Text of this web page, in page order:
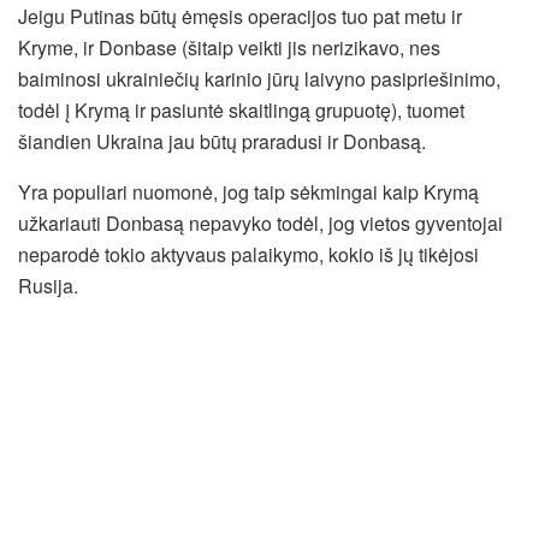
Jeigu Putinas būtų ėmęsis operacijos tuo pat metu ir
Kryme, ir Donbase (šitaip veikti jis nerizikavo, nes
baiminosi ukrainiečių karinio jūrų laivyno pasipriešinimo,
todėl į Krymą ir pasiuntė skaitlingą grupuotę), tuomet
šiandien Ukraina jau būtų praradusi ir Donbasą.
Yra populiari nuomonė, jog taip sėkmingai kaip Krymą
užkariauti Donbasą nepavyko todėl, jog vietos gyventojai
neparodė tokio aktyvaus palaikymo, kokio iš jų tikėjosi
Rusija.